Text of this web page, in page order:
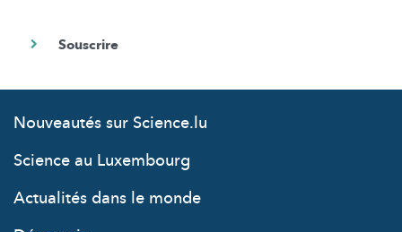
Nouveautés sur Science.lu
Science au Luxembourg
Actualités dans le monde